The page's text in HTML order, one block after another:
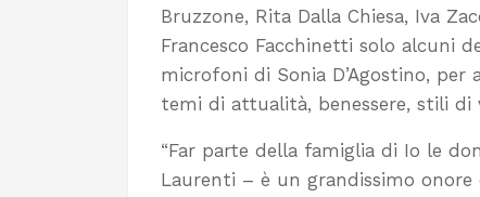
Bruzzone, Rita Dalla Chiesa, Iva
Francesco Facchinetti solo alcuni
microfoni di Sonia D’Agostino,
temi di attualità, benessere, stili di
“Far parte della famiglia di Io le
Laurenti – è un grandissimo